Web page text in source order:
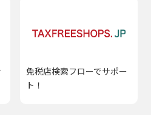
免税店検索フローでサポー
ト！